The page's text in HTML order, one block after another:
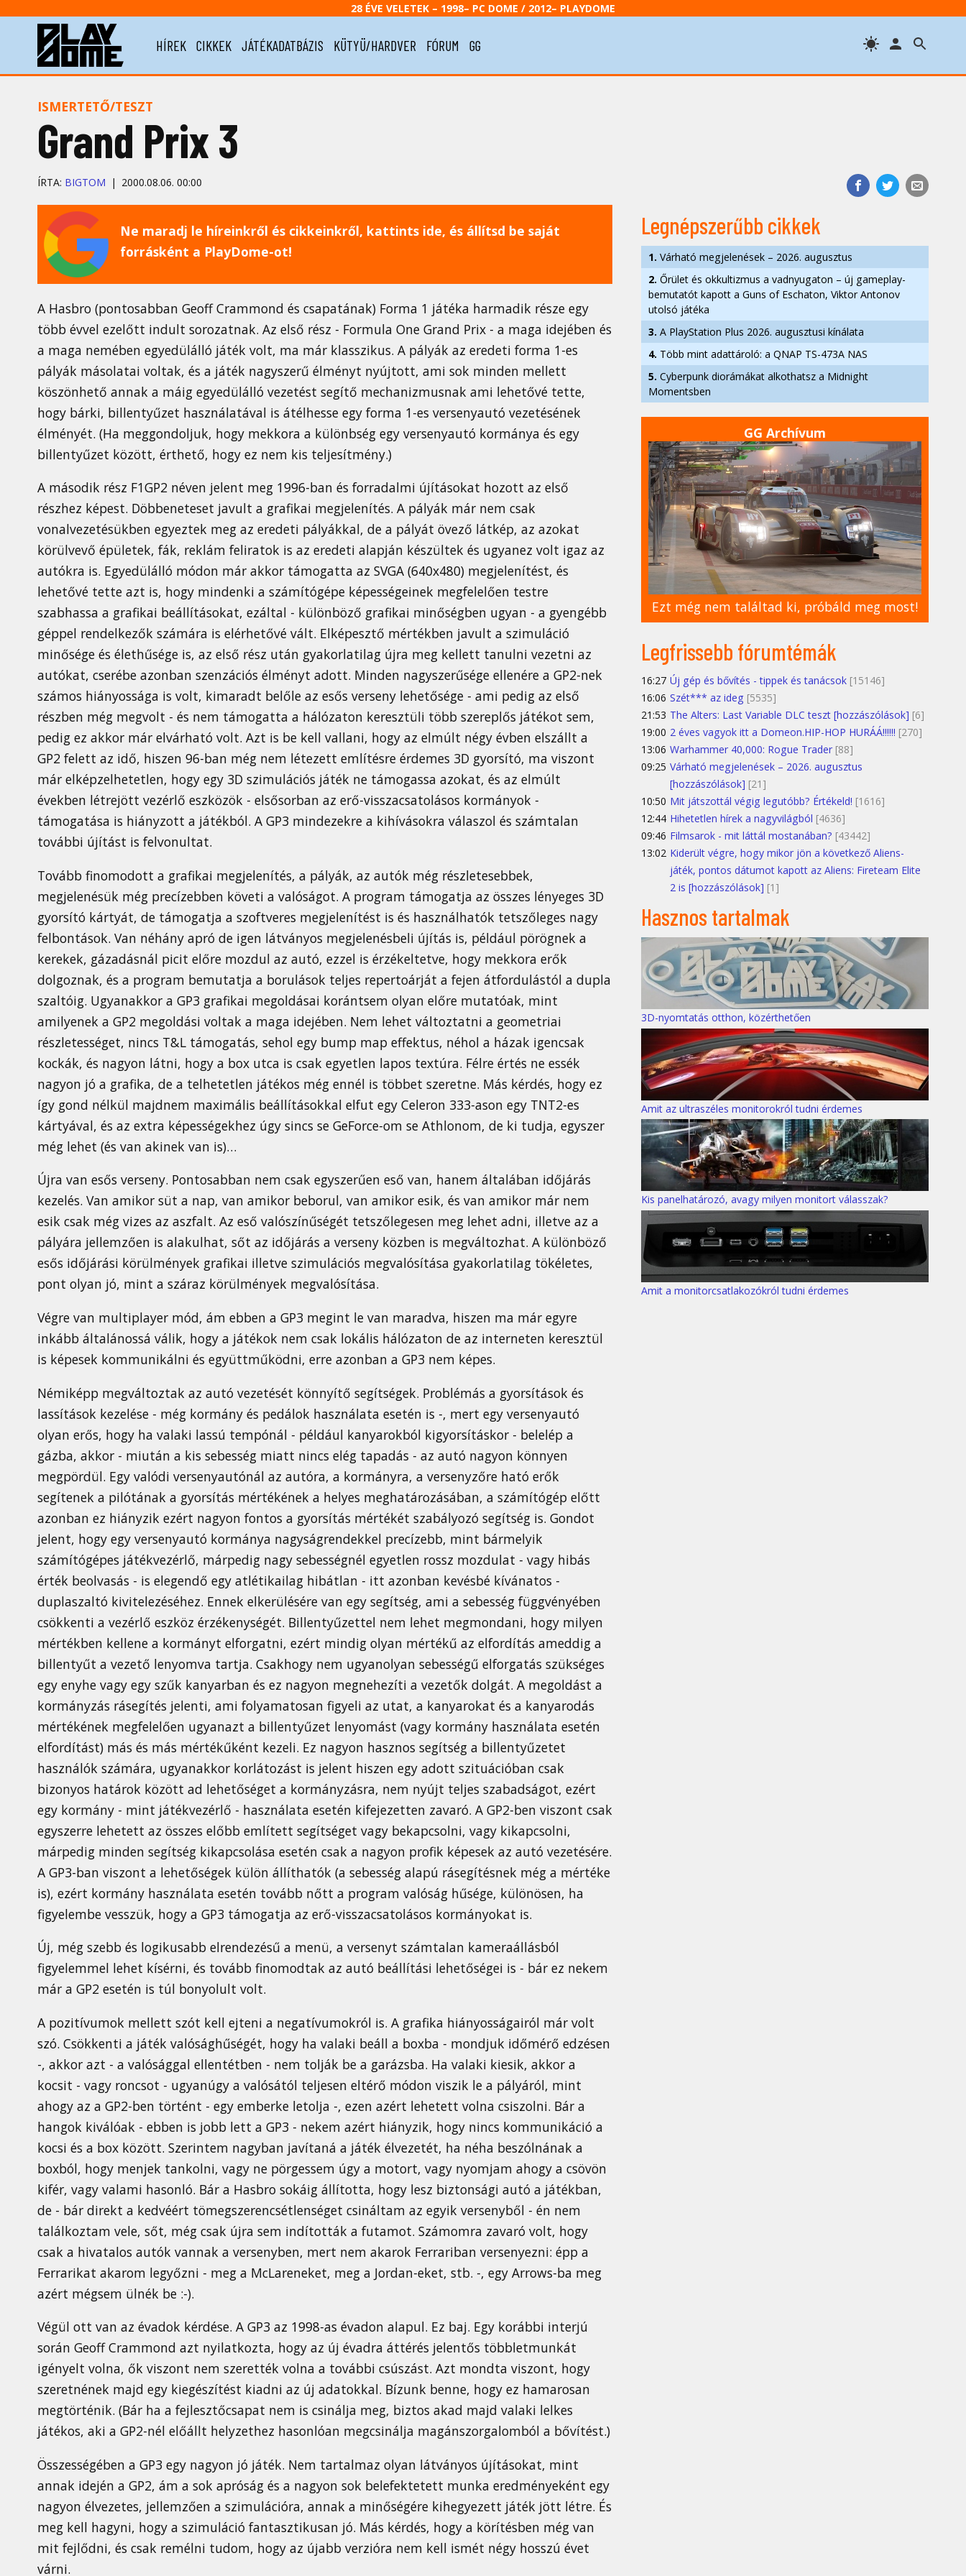
28 ÉVE VELETEK – 1998– PC DOME / 2012– PLAYDOME
HÍREK CIKKEK JÁTÉKADATBÁZIS KÜTYÜ/HARDVER FÓRUM GG
ISMERTETŐ/TESZT
Grand Prix 3
ÍRTA: BIGTOM 2000.08.06. 00:00
Ne maradj le híreinkről és cikkeinkről, kattints ide, és állítsd be saját
forrásként a PlayDome-ot!
A Hasbro (pontosabban Geoff Crammond és csapatának) Forma 1 játéka harmadik része egy
több évvel ezelőtt indult sorozatnak. Az első rész - Formula One Grand Prix - a maga idejében és
a maga nemében egyedülálló játék volt, ma már klasszikus. A pályák az eredeti forma 1-es
pályák másolatai voltak, és a játék nagyszerű élményt nyújtott, ami sok minden mellett
köszönhető annak a máig egyedülálló vezetést segítő mechanizmusnak ami lehetővé tette,
hogy bárki, billentyűzet használatával is átélhesse egy forma 1-es versenyautó vezetésének
élményét. (Ha meggondoljuk, hogy mekkora a különbség egy versenyautó kormánya és egy
billentyűzet között, érthető, hogy ez nem kis teljesítmény.)
A második rész F1GP2 néven jelent meg 1996-ban és forradalmi újításokat hozott az első
részhez képest. Döbbeneteset javult a grafikai megjelenítés. A pályák már nem csak
vonalvezetésükben egyeztek meg az eredeti pályákkal, de a pályát övező látkép, az azokat
körülvevő épületek, fák, reklám feliratok is az eredeti alapján készültek és ugyanez volt igaz az
autókra is. Egyedülálló módon már akkor támogatta az SVGA (640x480) megjelenítést, és
lehetővé tette azt is, hogy mindenki a számítógépe képességeinek megfelelően testre
szabhassa a grafikai beállításokat, ezáltal - különböző grafikai minőségben ugyan - a gyengébb
géppel rendelkezők számára is elérhetővé vált. Elképesztő mértékben javult a szimuláció
minősége és élethűsége is, az első rész után gyakorlatilag újra meg kellett tanulni vezetni az
autókat, cserébe azonban szenzációs élményt adott. Minden nagyszerűsége ellenére a GP2-nek
számos hiányossága is volt, kimaradt belőle az esős verseny lehetősége - ami pedig az első
részben még megvolt - és nem támogatta a hálózaton keresztüli több szereplős játékot sem,
pedig ez akkor már elvárható volt. Azt is be kell vallani, hogy az elmúlt négy évben elszállt a
GP2 felett az idő, hiszen 96-ban még nem létezett említésre érdemes 3D gyorsító, ma viszont
már elképzelhetetlen, hogy egy 3D szimulációs játék ne támogassa azokat, és az elmúlt
években létrejött vezérlő eszközök - elsősorban az erő-visszacsatolásos kormányok -
támogatása is hiányzott a játékból. A GP3 mindezekre a kihívásokra válaszol és számtalan
további újítást is felvonultat.
Tovább finomodott a grafikai megjelenítés, a pályák, az autók még részletesebbek,
megjelenésük még precízebben követi a valóságot. A program támogatja az összes lényeges 3D
gyorsító kártyát, de támogatja a szoftveres megjelenítést is és használhatók tetszőleges nagy
felbontások. Van néhány apró de igen látványos megjelenésbeli újítás is, például pörögnek a
kerekek, gázadásnál picit előre mozdul az autó, ezzel is érzékeltetve, hogy mekkora erők
dolgoznak, és a program bemutatja a borulások teljes repertoárját a fejen átfordulástól a dupla
szaltóig. Ugyanakkor a GP3 grafikai megoldásai korántsem olyan előre mutatóak, mint
amilyenek a GP2 megoldási voltak a maga idejében. Nem lehet változtatni a geometriai
részletességet, nincs T&L támogatás, sehol egy bump map effektus, néhol a házak igencsak
kockák, és nagyon látni, hogy a box utca is csak egyetlen lapos textúra. Félre értés ne essék
nagyon jó a grafika, de a telhetetlen játékos még ennél is többet szeretne. Más kérdés, hogy ez
így gond nélkül majdnem maximális beállításokkal elfut egy Celeron 333-ason egy TNT2-es
kártyával, és az extra képességekhez úgy sincs se GeForce-om se Athlonom, de ki tudja, egyszer
még lehet (és van akinek van is)…
Újra van esős verseny. Pontosabban nem csak egyszerűen eső van, hanem általában időjárás
kezelés. Van amikor süt a nap, van amikor beborul, van amikor esik, és van amikor már nem
esik csak még vizes az aszfalt. Az eső valószínűségét tetszőlegesen meg lehet adni, illetve az a
pályára jellemzően is alakulhat, sőt az időjárás a verseny közben is megváltozhat. A különböző
esős időjárási körülmények grafikai illetve szimulációs megvalósítása gyakorlatilag tökéletes,
pont olyan jó, mint a száraz körülmények megvalósítása.
Végre van multiplayer mód, ám ebben a GP3 megint le van maradva, hiszen ma már egyre
inkább általánossá válik, hogy a játékok nem csak lokális hálózaton de az interneten keresztül
is képesek kommunikálni és együttműködni, erre azonban a GP3 nem képes.
Némiképp megváltoztak az autó vezetését könnyítő segítségek. Problémás a gyorsítások és
lassítások kezelése - még kormány és pedálok használata esetén is -, mert egy versenyautó
olyan erős, hogy ha valaki lassú tempónál - például kanyarokból kigyorsításkor - belelép a
gázba, akkor - miután a kis sebesség miatt nincs elég tapadás - az autó nagyon könnyen
megpördül. Egy valódi versenyautónál az autóra, a kormányra, a versenyzőre ható erők
segítenek a pilótának a gyorsítás mértékének a helyes meghatározásában, a számítógép előtt
azonban ez hiányzik ezért nagyon fontos a gyorsítás mértékét szabályozó segítség is. Gondot
jelent, hogy egy versenyautó kormánya nagyságrendekkel precízebb, mint bármelyik
számítógépes játékvezérlő, márpedig nagy sebességnél egyetlen rossz mozdulat - vagy hibás
érték beolvasás - is elegendő egy atlétikailag hibátlan - itt azonban kevésbé kívánatos -
duplaszaltó kivitelezéséhez. Ennek elkerülésére van egy segítség, ami a sebesség függvényében
csökkenti a vezérlő eszköz érzékenységét. Billentyűzettel nem lehet megmondani, hogy milyen
mértékben kellene a kormányt elforgatni, ezért mindig olyan mértékű az elfordítás ameddig a
billentyűt a vezető lenyomva tartja. Csakhogy nem ugyanolyan sebességű elforgatás szükséges
egy enyhe vagy egy szűk kanyarban és ez nagyon megnehezíti a vezetők dolgát. A megoldást a
kormányzás rásegítés jelenti, ami folyamatosan figyeli az utat, a kanyarokat és a kanyarodás
mértékének megfelelően ugyanazt a billentyűzet lenyomást (vagy kormány használata esetén
elfordítást) más és más mértékűként kezeli. Ez nagyon hasznos segítség a billentyűzetet
használók számára, ugyanakkor korlátozást is jelent hiszen egy adott szituációban csak
bizonyos határok között ad lehetőséget a kormányzásra, nem nyújt teljes szabadságot, ezért
egy kormány - mint játékvezérlő - használata esetén kifejezetten zavaró. A GP2-ben viszont csak
egyszerre lehetett az összes előbb említett segítséget vagy bekapcsolni, vagy kikapcsolni,
márpedig minden segítség kikapcsolása esetén csak a nagyon profik képesek az autó vezetésére.
A GP3-ban viszont a lehetőségek külön állíthatók (a sebesség alapú rásegítésnek még a mértéke
is), ezért kormány használata esetén tovább nőtt a program valóság hűsége, különösen, ha
figyelembe vesszük, hogy a GP3 támogatja az erő-visszacsatolásos kormányokat is.
Új, még szebb és logikusabb elrendezésű a menü, a versenyt számtalan kameraállásból
figyelemmel lehet kísérni, és tovább finomodtak az autó beállítási lehetőségei is - bár ez nekem
már a GP2 esetén is túl bonyolult volt.
A pozitívumok mellett szót kell ejteni a negatívumokról is. A grafika hiányosságairól már volt
szó. Csökkenti a játék valósághűségét, hogy ha valaki beáll a boxba - mondjuk időmérő edzésen
-, akkor azt - a valósággal ellentétben - nem tolják be a garázsba. Ha valaki kiesik, akkor a
kocsit - vagy roncsot - ugyanúgy a valósától teljesen eltérő módon viszik le a pályáról, mint
ahogy az a GP2-ben történt - egy emberke letolja -, ezen azért lehetett volna csiszolni. Bár a
hangok kiválóak - ebben is jobb lett a GP3 - nekem azért hiányzik, hogy nincs kommunikáció a
kocsi és a box között. Szerintem nagyban javítaná a játék élvezetét, ha néha beszólnának a
boxból, hogy menjek tankolni, vagy ne pörgessem úgy a motort, vagy nyomjam ahogy a csövön
kifér, vagy valami hasonló. Bár a Hasbro sokáig állította, hogy lesz biztonsági autó a játékban,
de - bár direkt a kedvéért tömegszerencsétlenséget csináltam az egyik versenyből - én nem
találkoztam vele, sőt, még csak újra sem indították a futamot. Számomra zavaró volt, hogy
csak a hivatalos autók vannak a versenyben, mert nem akarok Ferrariban versenyezni: épp a
Ferrarikat akarom legyőzni - meg a McLareneket, meg a Jordan-eket, stb. -, egy Arrows-ba meg
azért mégsem ülnék be :-).
Végül ott van az évadok kérdése. A GP3 az 1998-as évadon alapul. Ez baj. Egy korábbi interjú
során Geoff Crammond azt nyilatkozta, hogy az új évadra áttérés jelentős többletmunkát
igényelt volna, ők viszont nem szerették volna a további csúszást. Azt mondta viszont, hogy
szeretnének majd egy kiegészítést kiadni az új adatokkal. Bízunk benne, hogy ez hamarosan
megtörténik. (Bár ha a fejlesztőcsapat nem is csinálja meg, biztos akad majd valaki lelkes
játékos, aki a GP2-nél előállt helyzethez hasonlóan megcsinálja magánszorgalomból a bővítést.)
Összességében a GP3 egy nagyon jó játék. Nem tartalmaz olyan látványos újításokat, mint
annak idején a GP2, ám a sok apróság és a nagyon sok belefektetett munka eredményeként egy
nagyon élvezetes, jellemzően a szimulációra, annak a minőségére kihegyezett játék jött létre. És
meg kell hagyni, hogy a szimuláció fantasztikusan jó. Más kérdés, hogy a körítésben még van
mit fejlődni, és csak remélni tudom, hogy az újabb verzióra nem kell ismét négy hosszú évet
várni.
Legnépszerűbb cikkek
1. Várható megjelenések – 2026. augusztus
2. Őrület és okkultizmus a vadnyugaton – új gameplay-
bemutatót kapott a Guns of Eschaton, Viktor Antonov
utolsó játéka
3. A PlayStation Plus 2026. augusztusi kínálata
4. Több mint adattároló: a QNAP TS-473A NAS
5. Cyberpunk diorámákat alkothatsz a Midnight
Momentsben
GG Archívum
Ezt még nem találtad ki, próbáld meg most!
Legfrissebb fórumtémák
16:27 Új gép és bővítés - tippek és tanácsok [15146]
16:06 Szét*** az ideg [5535]
21:53 The Alters: Last Variable DLC teszt [hozzászólások] [6]
19:00 2 éves vagyok itt a Domeon.HIP-HOP HURÁÁ!!!!!! [270]
13:06 Warhammer 40,000: Rogue Trader [88]
09:25 Várható megjelenések – 2026. augusztus
[hozzászólások] [21]
10:50 Mit játszottál végig legutóbb? Értékeld! [1616]
12:44 Hihetetlen hírek a nagyvilágból [4636]
09:46 Filmsarok - mit láttál mostanában? [43442]
13:02 Kiderült végre, hogy mikor jön a következő Aliens-
játék, pontos dátumot kapott az Aliens: Fireteam Elite
2 is [hozzászólások] [1]
Hasznos tartalmak
3D-nyomtatás otthon, közérthetően
Amit az ultraszéles monitorokról tudni érdemes
Kis panelhatározó, avagy milyen monitort válasszak?
Amit a monitorcsatlakozókról tudni érdemes